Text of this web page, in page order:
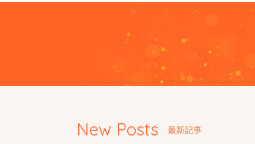
New Posts 最新記事